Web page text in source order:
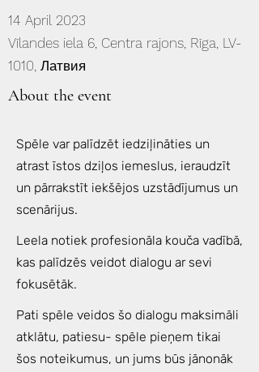
14 April 2023
Vīlandes iela 6, Centra rajons, Rīga, LV-
1010, Латвия
About the event
Spēle var palīdzēt iedziļināties un
atrast īstos dziļos iemeslus, ieraudzīt
un pārrakstīt iekšējos uzstādījumus un
scenārijus.
Leela notiek profesionāla kouča vadībā,
kas palīdzēs veidot dialogu ar sevi
fokusētāk.
Pati spēle veidos šo dialogu maksimāli
atklātu, patiesu- spēle pieņem tikai
šos noteikumus, un jums būs jānonāk